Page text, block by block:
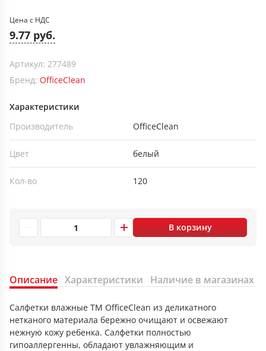
Цена с НДС
9.77 руб.
Артикул: 277489
Бренд: OfficeClean
Характеристики
Производитель
OfficeClean
Цвет белый
Кол-во 120
В корзину
Описание Характеристики Наличие в магазинах
Салфетки влажные ТМ OfficeClean из деликатного
нетканого материала бережно очищают и освежают
нежную кожу ребенка. Салфетки полностью
гипoаллергенны, обладают увлажняющим и